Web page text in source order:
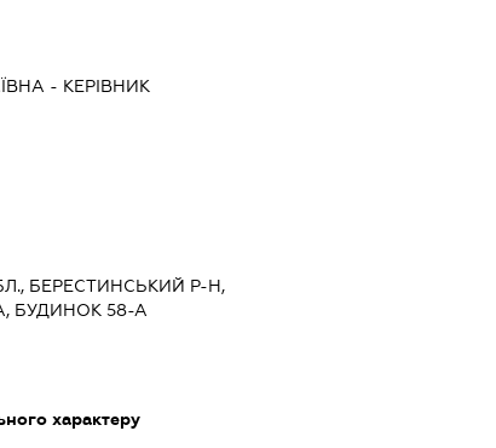
- КЕРІВНИК
БЕРЕСТИНСЬКИЙ Р-Н,
БУДИНОК 58-А
характеру